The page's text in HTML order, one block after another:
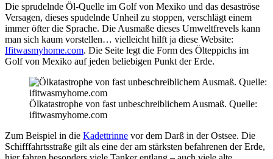
Die sprudelnde Öl-Quelle im Golf von Mexiko und das desaströse
Versagen, dieses spudelnde Unheil zu stoppen, verschlägt einem
immer öfter die Sprache. Die Ausmaße dieses Umweltfrevels kann
man sich kaum vorstellen… vielleicht hilft ja diese Website:
Ifitwasmyhome.com. Die Seite legt die Form des Ölteppichs im
Golf von Mexiko auf jeden beliebigen Punkt der Erde.
Ölkatastrophe von fast unbeschreiblichem Ausmaß. Quelle:
ifitwasmyhome.com
Zum Beispiel in die Kadettrinne vor dem Darß in der Ostsee. Die
Schifffahrtsstraße gilt als eine der am stärksten befahrenen der Erde,